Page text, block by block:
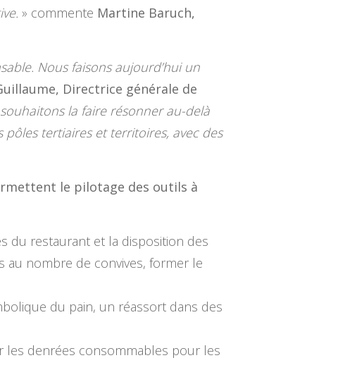
» commente Martine Baruch,
Nous faisons aujourd’hui un
Directrice générale de
la faire résonner au-delà
tertiaires et territoires, avec des
le pilotage des outils à
du restaurant et la disposition des
au nombre de convives, former le
du pain, un réassort dans des
les denrées consommables pour les